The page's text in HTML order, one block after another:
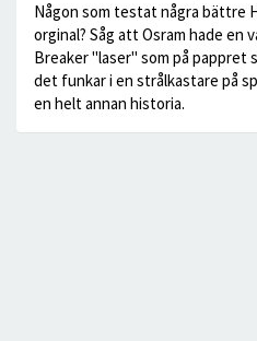
Någon som testat några bättre
orginal? Såg att Osram hade en
Breaker "laser" som på pappret
det funkar i en strålkastare på
en helt annan historia.